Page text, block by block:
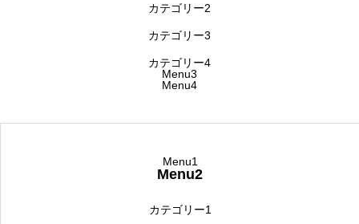
カテゴリー2
カテゴリー3
カテゴリー4
Menu3
Menu4
Menu1
Menu2
カテゴリー1